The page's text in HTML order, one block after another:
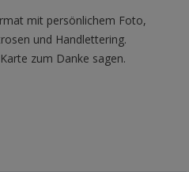
mit persönlichem Foto,
und Handlettering.
zum Danke sagen.